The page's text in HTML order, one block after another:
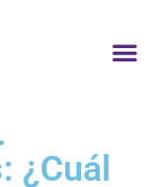
¿Cuál